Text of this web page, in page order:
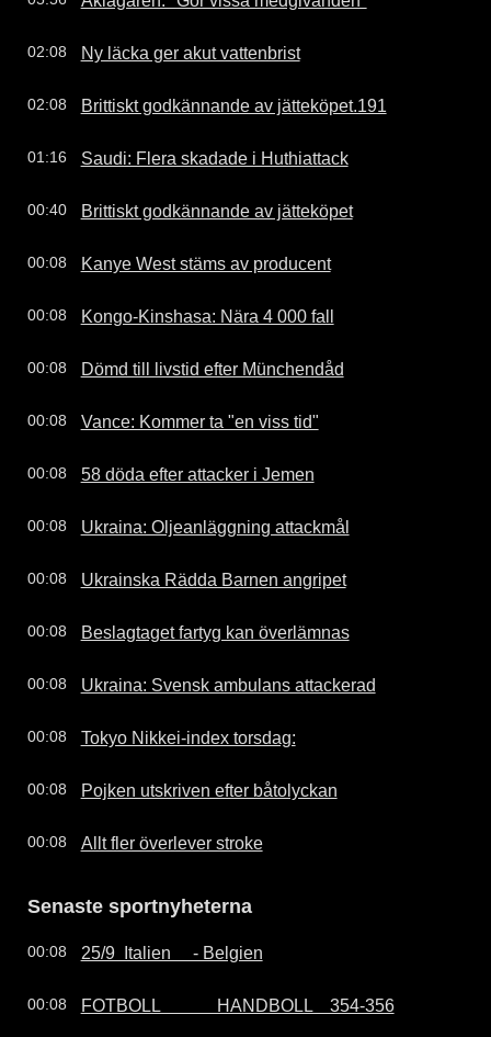
02:08 Ny läcka ger akut vattenbrist
02:08 Brittiskt godkännande av jätteköpet.191
01:16 Saudi: Flera skadade i Huthiattack
00:40 Brittiskt godkännande av jätteköpet
00:08 Kanye West stäms av producent
00:08 Kongo-Kinshasa: Nära 4 000 fall
00:08 Dömd till livstid efter Münchendåd
00:08 Vance: Kommer ta "en viss tid"
00:08 58 döda efter attacker i Jemen
00:08 Ukraina: Oljeanläggning attackmål
00:08 Ukrainska Rädda Barnen angripet
00:08 Beslagtaget fartyg kan överlämnas
00:08 Ukraina: Svensk ambulans attackerad
00:08 Tokyo Nikkei-index torsdag:
00:08 Pojken utskriven efter båtolyckan
00:08 Allt fler överlever stroke
Senaste sportnyheterna
00:08 25/9  Italien     - Belgien
00:08 FOTBOLL             HANDBOLL    354-356